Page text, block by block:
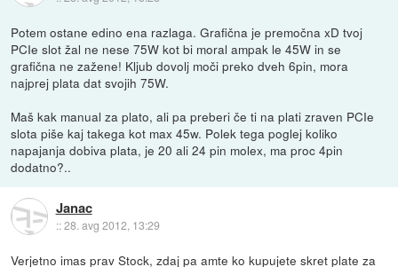
Potem ostane edino ena razlaga. Grafična je premočna xD tvoj
PCIe slot žal ne nese 75W kot bi moral ampak le 45W in se
grafična ne zažene! Kljub dovolj moči preko dveh 6pin, mora
najprej plata dat svojih 75W.
Maš kak manual za plato, ali pa preberi če ti na plati zraven PCIe
slota piše kaj takega kot max 45w. Polek tega poglej koliko
napajanja dobiva plata, je 20 ali 24 pin molex, ma proc 4pin
dodatno?..
Janac
::28. avg 2012, 13:29
Verjetno imas prav Stock, zdaj pa amte ko kupujete skret plate za